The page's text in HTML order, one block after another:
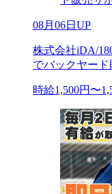
08月06日UP
株式会社iDA/
でバックヤード
時給1,500円〜